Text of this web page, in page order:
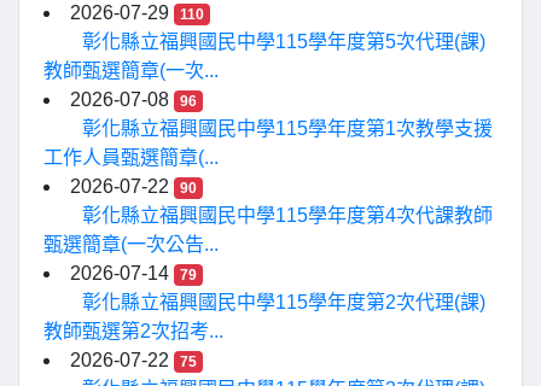
2026-07-29
110
彰化縣立福興國民中學115學年度第5次代理(課)
教師甄選簡章(一次...
2026-07-08
96
彰化縣立福興國民中學115學年度第1次教學支援
工作人員甄選簡章(...
2026-07-22
90
彰化縣立福興國民中學115學年度第4次代課教師
甄選簡章(一次公告...
2026-07-14
79
彰化縣立福興國民中學115學年度第2次代理(課)
教師甄選第2次招考...
2026-07-22
75